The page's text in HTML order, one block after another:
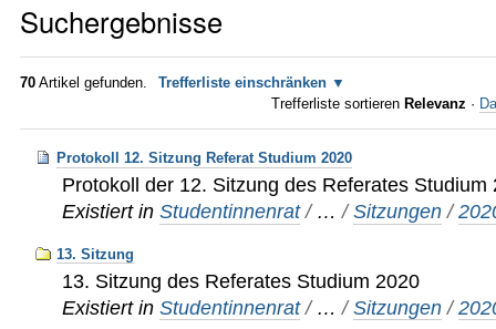
Suchergebnisse
70 Artikel gefunden.
Trefferliste einschränken
Trefferliste sortieren Relevanz ·
Protokoll 12. Sitzung Referat Studium 2020
Protokoll der 12. Sitzung des Referates Studium
Existiert in Studentinnenrat / …/Sitzungen /
13. Sitzung
13. Sitzung des Referates Studium 2020
Existiert in Studentinnenrat / …/Sitzungen /